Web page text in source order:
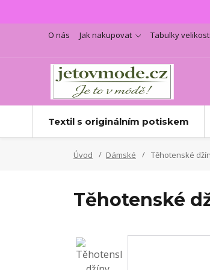
O nás Jak nakupovat Tabulky
Textil s originálním potiskem
Úvod Dámské Těhotenské
Těhotenské